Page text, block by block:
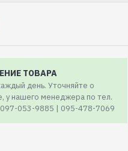
ТОВАРА
день. Уточняйте о
у нашего менеджера по тел.
053-9885 | 095-478-7069